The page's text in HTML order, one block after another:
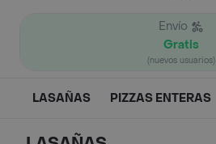
Envío
Gratis
(nuevos usuarios)
LASAÑAS PIZZAS ENTERAS